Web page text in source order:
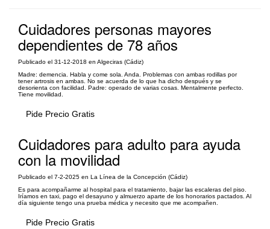
Cuidadores personas mayores
dependientes de 78 años
Publicado el 31-12-2018 en Algeciras (Cádiz)
Madre: demencia. Habla y come sola. Anda. Problemas con ambas rodillas por
tener artrosis en ambas. No se acuerda de lo que ha dicho después y se
desorienta con facilidad. Padre: operado de varias cosas. Mentalmente perfecto.
Tiene movilidad.
Pide Precio Gratis
Cuidadores para adulto para ayuda
con la movilidad
Publicado el 7-2-2025 en La Línea de la Concepción (Cádiz)
Es para acompañarme al hospital para el tratamiento, bajar las escaleras del piso.
Iríamos en taxi, pago el desayuno y almuerzo aparte de los honorarios pactados. Al
día siguiente tengo una prueba médica y necesito que me acompañen.
Pide Precio Gratis